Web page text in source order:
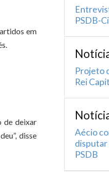
em
de deixar
disse
PSDB-
Projeto
Rei
Aécio
disputar
PSDB